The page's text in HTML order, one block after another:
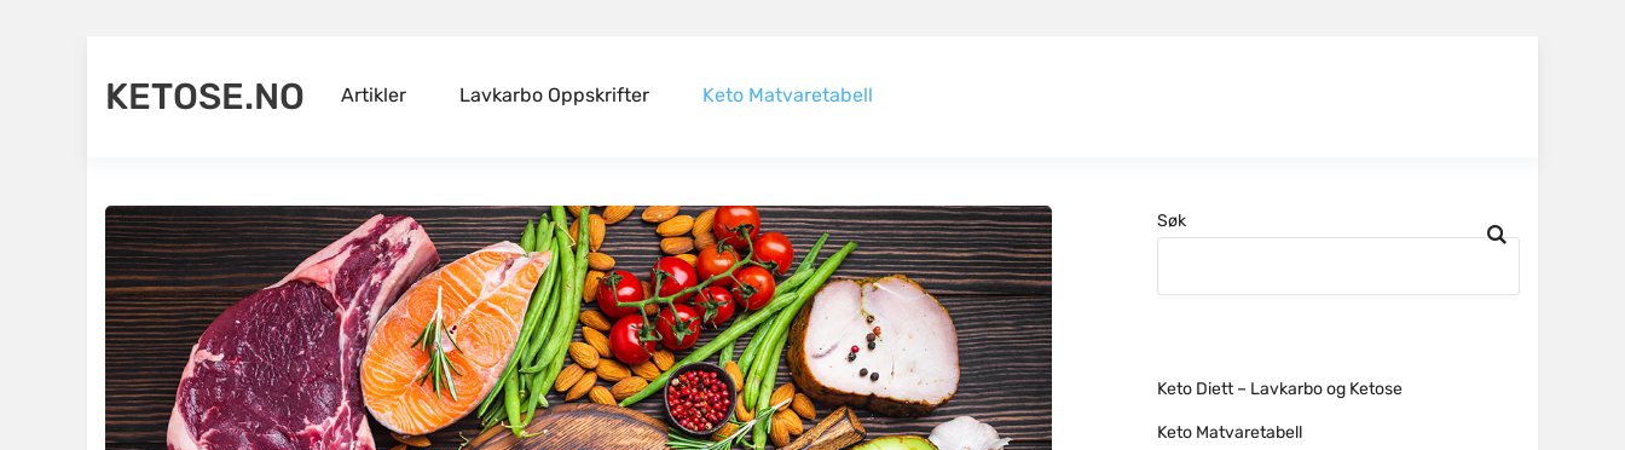
KETOSE.NO Artikler Lavkarbo Oppskrifter Keto Matvaretabell
Søk
Keto Diett – Lavkarbo og Ketose
Keto Matvaretabell